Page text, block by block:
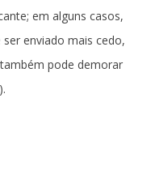
em alguns casos,
ser enviado mais cedo,
pode demorar